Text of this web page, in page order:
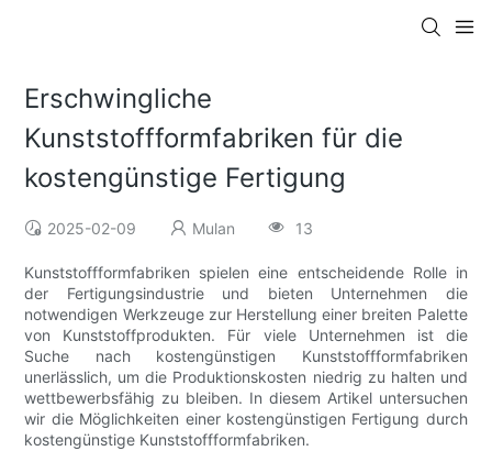
Erschwingliche
Kunststoffformfabriken für die
kostengünstige Fertigung
2025-02-09 Mulan 13
Kunststoffformfabriken spielen eine entscheidende Rolle in
der Fertigungsindustrie und bieten Unternehmen die
notwendigen Werkzeuge zur Herstellung einer breiten Palette
von Kunststoffprodukten. Für viele Unternehmen ist die
Suche nach kostengünstigen Kunststoffformfabriken
unerlässlich, um die Produktionskosten niedrig zu halten und
wettbewerbsfähig zu bleiben. In diesem Artikel untersuchen
wir die Möglichkeiten einer kostengünstigen Fertigung durch
kostengünstige Kunststoffformfabriken.